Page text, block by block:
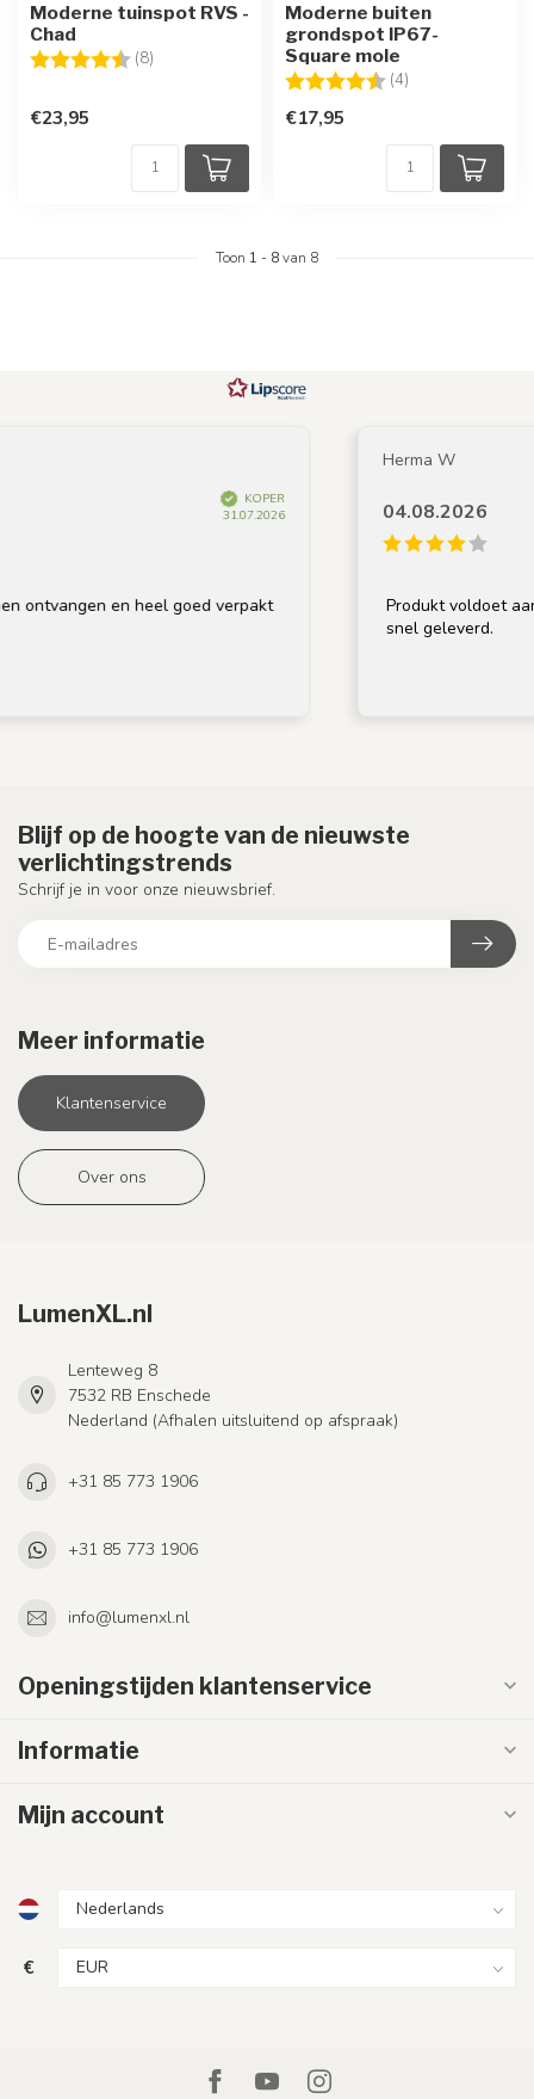
Moderne tuinspot RVS -
Chad
Beoordeling: (8)
€23,95
Moderne buiten
grondspot IP67-
Square mole
Beoordeling: (4)
€17,95
Toon 1 - 8van 8
KOPER
31.07.2026
en heel goed verpakt
Herma W
04.08.2026
Produkt voldoet aan
snel geleverd.
Meer informatie
Klantenservice
Over ons
Blijf op de hoogte van de nieuwste
verlichtingstrends
Schrijf je in voor onze nieuwsbrief.
LumenXL.nl
Lenteweg 8
7532 RB Enschede
Nederland (Afhalen uitsluitend op afspraak)
+31 85 773 1906
+31 85 773 1906
info@lumenxl.nl
Openingstijden klantenservice
Informatie
Mijn account
€